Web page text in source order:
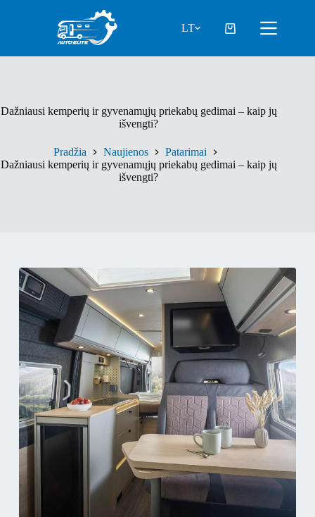
LT
Pirkinių
Dažniausi kemperių ir gyvenamųjų priekabų gedimai – kaip jų
išvengti?
Pradžia Naujienos
Patarimai
Dažniausi kemperių ir gyvenamųjų priekabų gedimai – kaip jų
išvengti?